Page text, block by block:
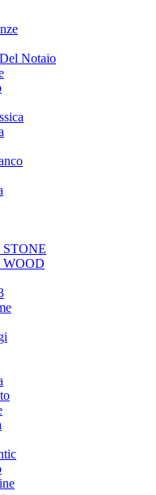
Notaio
STONE
WOOD